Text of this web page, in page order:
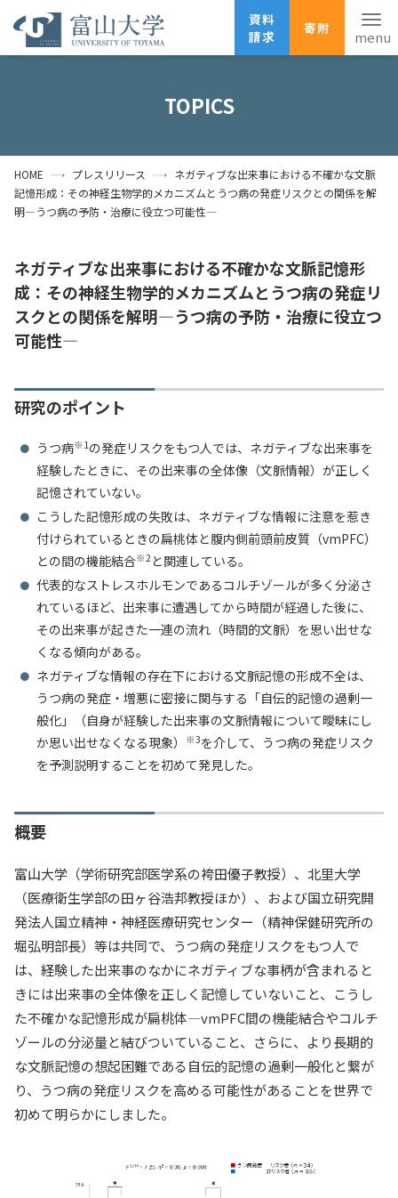
資料
請求
寄附
資料請求
寄附
広報刊行物
お問い合わせ
卒業生の方 在学生の方 教職員の方
大学紹介
教育・学生支援
研究・産学官連携
国際交流・留学
TOPICS
HOME プレスリリース
ネガティブな出来事における不確かな文脈
記憶形成：その神経生物学的メカニズムとうつ病の発症リスクとの関係を解
明―うつ病の予防・治療に役立つ可能性―
ネガティブな出来事における不確かな文脈記憶形
成：その神経生物学的メカニズムとうつ病の発症リ
スクとの関係を解明―うつ病の予防・治療に役立つ
可能性―
研究のポイント
うつ病※1の発症リスクをもつ人では、ネガティブな出来事を
経験したときに、その出来事の全体像（文脈情報）が正しく
記憶されていない。
こうした記憶形成の失敗は、ネガティブな情報に注意を惹き
付けられているときの扁桃体と腹内側前頭前皮質（vmPFC）
との間の機能結合※2と関連している。
代表的なストレスホルモンであるコルチゾールが多く分泌さ
れているほど、出来事に遭遇してから時間が経過した後に、
その出来事が起きた一連の流れ（時間的文脈）を思い出せな
くなる傾向がある。
ネガティブな情報の存在下における文脈記憶の形成不全は、
うつ病の発症・増悪に密接に関与する「自伝的記憶の過剰一
般化」（自身が経験した出来事の文脈情報について曖昧にし
か思い出せなくなる現象）
※3を介して、うつ病の発症リスク
を予測説明することを初めて発見した。
概要
富山大学（学術研究部医学系の袴田優子教授）、北里大学
（医療衛生学部の田ヶ谷浩邦教授ほか）、および国立研究開
発法人国立精神・神経医療研究センター（精神保健研究所の
堀弘明部長）等は共同で、うつ病の発症リスクをもつ人で
は、経験した出来事のなかにネガティブな事柄が含まれると
きには出来事の全体像を正しく記憶していないこと、こうし
た不確かな記憶形成が扁桃体―vmPFC間の機能結合やコルチ
ゾールの分泌量と結びついていること、さらに、より長期的
な文脈記憶の想起困難である自伝的記憶の過剰一般化と繋が
り、うつ病の発症リスクを高める可能性があることを世界で
初めて明らかにしました。